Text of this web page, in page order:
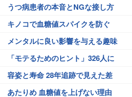
うつ病患者の本音とNGな接し方
キノコで血糖値スパイクを防ぐ
メンタルに良い影響を与える趣味
「モテるためのヒント」326人に
容姿と寿命 28年追跡で見えた差
あたりめ 血糖値を上げない理由